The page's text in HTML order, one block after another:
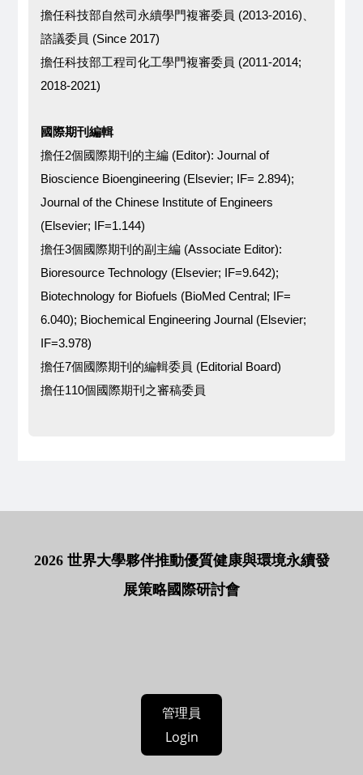
擔任科技部自然司永續學門複審委員 (2013-2016)、
諮議委員 (Since 2017)
擔任科技部工程司化工學門複審委員 (2011-2014;
2018-2021)
國際期刊編輯
擔任2個國際期刊的主編 (Editor): Journal of
Bioscience Bioengineering (Elsevier; IF= 2.894);
Journal of the Chinese Institute of Engineers
(Elsevier; IF=1.144)
擔任3個國際期刊的副主編 (Associate Editor):
Bioresource Technology (Elsevier; IF=9.642);
Biotechnology for Biofuels (BioMed Central; IF=
6.040); Biochemical Engineering Journal (Elsevier;
IF=3.978)
擔任7個國際期刊的編輯委員 (Editorial Board)
擔任110個國際期刊之審稿委員
2026 世界大學夥伴推動優質健康與環境永續發
展策略國際研討會
管理員
Login